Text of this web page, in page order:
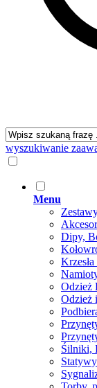
wyszukiwanie
Menu
Dipy,
Odzież
Odzież
Śilniki,
Statywy